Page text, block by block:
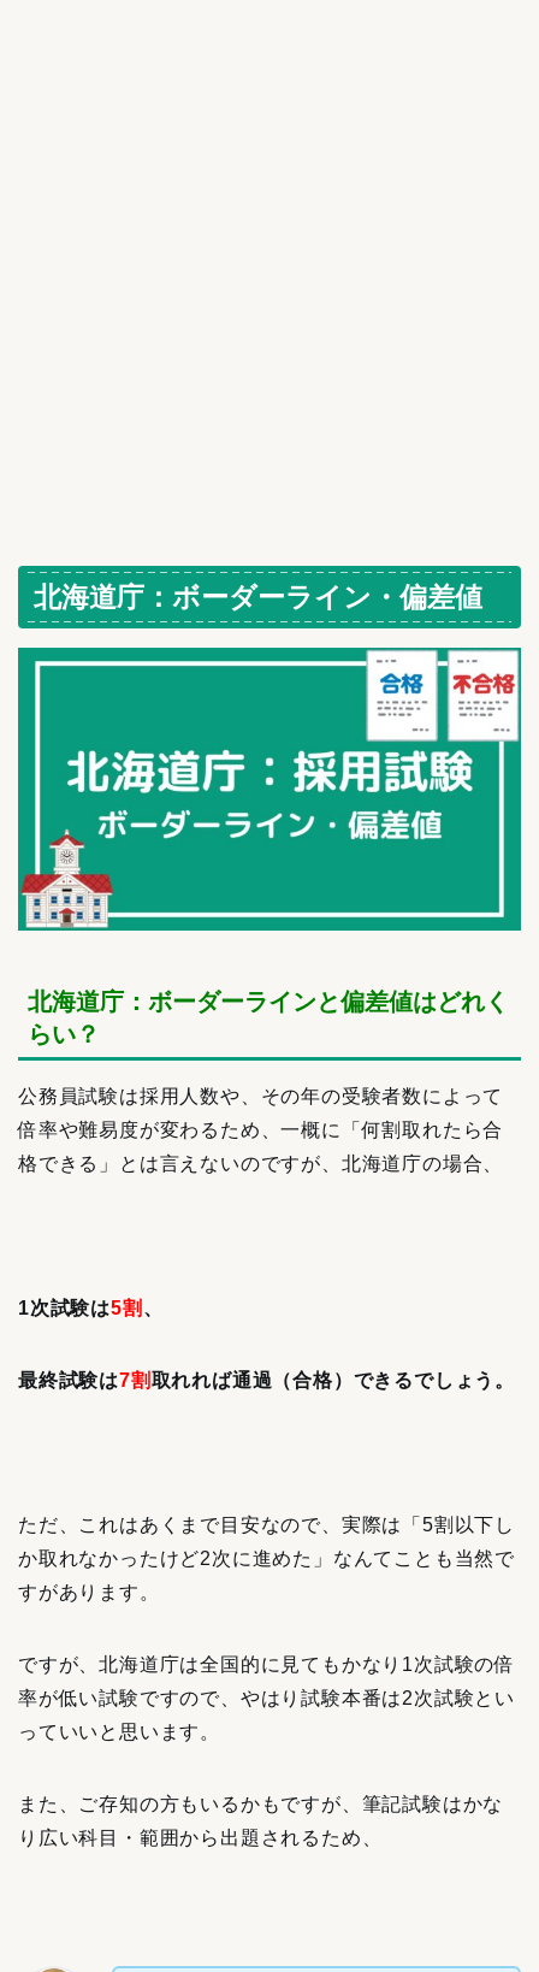
北海道庁：ボーダーライン・偏差値
北海道庁：ボーダーラインと偏差値はどれく
らい？
公務員試験は採用人数や、その年の受験者数によって
倍率や難易度が変わるため、一概に「何割取れたら合
格できる」とは言えないのですが、北海道庁の場合、
1次試験は5割 、
最終試験は7割取れれば通過（合格）できるでしょう。
ただ、これはあくまで目安なので、実際は「5割以下し
か取れなかったけど2次に進めた」なんてことも当然で
すがあります。
ですが、北海道庁は全国的に見てもかなり1次試験の倍
率が低い試験ですので、やはり試験本番は2次試験とい
っていいと思います。
また、ご存知の方もいるかもですが、筆記試験はかな
り広い科目・範囲から出題されるため、